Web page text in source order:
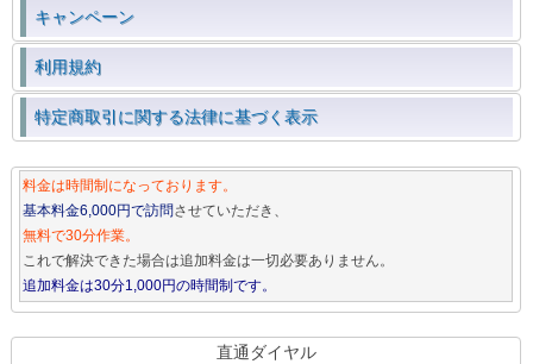
キャンペーン
利用規約
特定商取引に関する法律に基づく表示
料金は時間制になっております。
基本料金6,000円で訪問させていただき、
無料で30分作業。
これで解決できた場合は追加料金は一切必要ありません。
追加料金は30分1,000円の時間制です。
直通ダイヤル